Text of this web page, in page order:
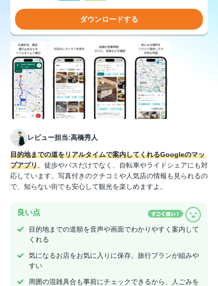
ダウンロードする
レビュー担当:高橋秀人
目的地までの道をリアルタイムで案内してくれるGoogleのマッ
プアプリ。徒歩やバスだけでなく、自転車やライドシェアにも対
応しています。写真付きのクチコミや人気店の情報も見られるの
で、知らない街でも安心して観光を楽しめますよ。
良い点
目的地までの道順を音声や画面でわかりやすく案内して
くれる
気になるお店をお気に入りに保存。旅行プランが組みや
すい
周囲の混雑具合も事前にチェックできるから、人ごみを